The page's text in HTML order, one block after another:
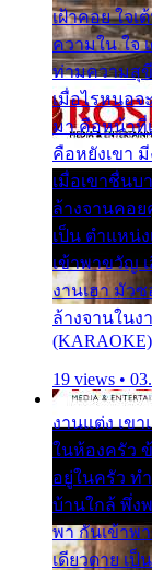
เฝ้าคอย ใจเ
ความใน ใจ
ท่ามความสุขี
เมื่อไรหนอจ
มา คือหน้าที่
คือหยังเขา
เมื่อเขาชื่นบ
ล้างจานคอย
เป็น ตำแหน่
เข้าพาขวัญ
งานเฮา มัว
ล้างจานในง
(KARAOKE)
19 views •
งานแต่ง เข
ในห้องครัว
อยู่ในครัว ท
บ้านใกล้ พึ่ง
พา กันเข้าพ
เดียวดาย เป็